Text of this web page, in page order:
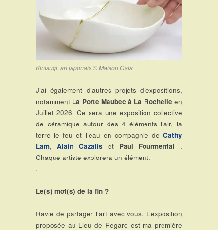
Kintsugi, art japonais © Maison Gala
J’ai également d’autres projets d’expositions,
notamment La Porte Maubec à La Rochelle en
Juillet 2026. Ce sera une exposition collective
de céramique autour des 4 éléments l’air, la
terre le feu et l’eau en compagnie de Cathy
Lam, Alain Cazalis et Paul Fourmental .
Chaque artiste explorera un élément.
.
Le(s) mot(s) de la fin ?
Ravie de partager l’art avec vous. L’exposition
proposée au Lieu de Regard est ma première